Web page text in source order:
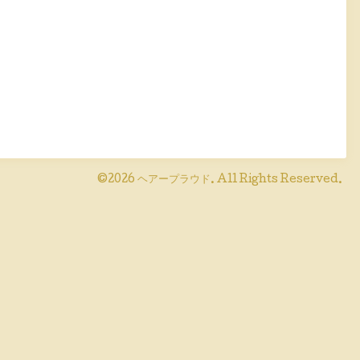
©2026 ヘアープラウド . All Rights Reserved.